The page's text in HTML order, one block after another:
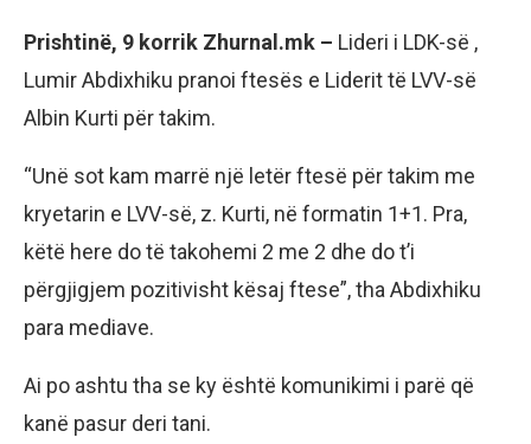
Prishtinë, 9 korrik Zhurnal.mk – Lideri i LDK-së ,
Lumir Abdixhiku pranoi ftesës e Liderit të LVV-së
Albin Kurti për takim.
“Unë sot kam marrë një letër ftesë për takim me
kryetarin e LVV-së, z. Kurti, në formatin 1+1. Pra,
këtë here do të takohemi 2 me 2 dhe do t’i
përgjigjem pozitivisht kësaj ftese”, tha Abdixhiku
para mediave.
Ai po ashtu tha se ky është komunikimi i parë që
kanë pasur deri tani.